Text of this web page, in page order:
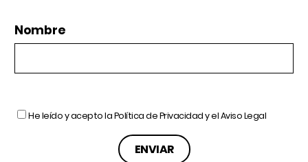
Nombre
He leído y acepto laPolítica de Privacidady elAviso Legal